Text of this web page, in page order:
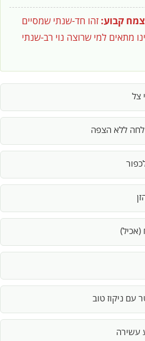
קבוע: זהו חד-שנתי שמסיים
מתאים למי שרוצה נוי רב-שנתי
צל
לחה ללא הצפה
עשירה